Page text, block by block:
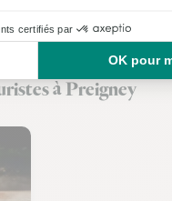
à Preigney